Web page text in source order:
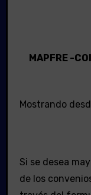
MAPFRE -
Mostrando
Si se desea
de los